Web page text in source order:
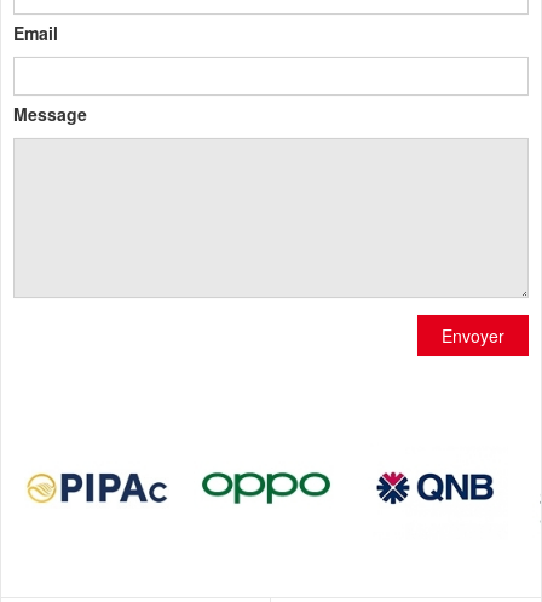
Email
Message
Envoyer